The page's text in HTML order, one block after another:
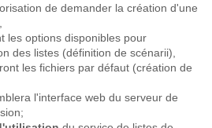
de demander la création d'une
les options disponibles pour
des listes (définition de scénarii),
les fichiers par défaut (création de
l'interface web du serveur de